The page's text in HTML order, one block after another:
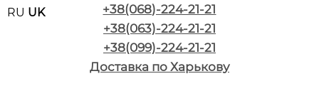
RU UK
+38(068)-224-21-21
+38(063)-224-21-21
+38(099)-224-21-21
Доставка по Харькову